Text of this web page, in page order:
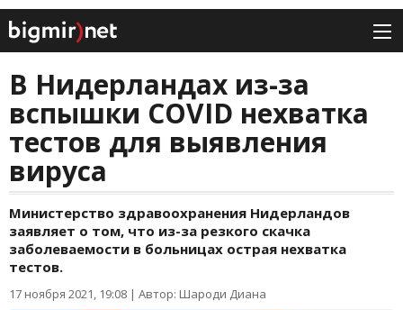
В Нидерландах из-за
вспышки COVID нехватка
тестов для выявления
вируса
Министерство здравоохранения Нидерландов
заявляет о том, что из-за резкого скачка
заболеваемости в больницах острая нехватка
тестов.
17 ноября 2021, 19:08 | Автор: Шароди Диана